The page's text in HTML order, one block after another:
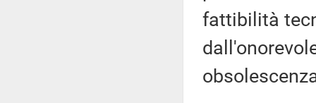
fattibilità